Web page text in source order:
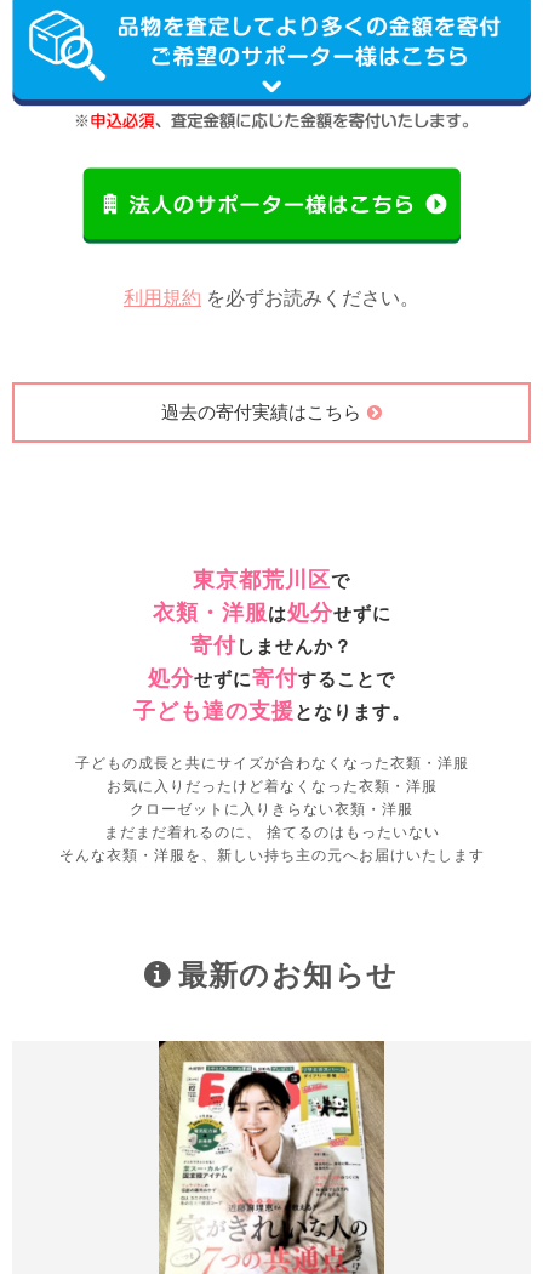
利用規約 を必ずお読みください。
過去の寄付実績はこちら
東京都荒川区で
衣類・洋服は処分せずに
寄付しませんか？
処分せずに寄付することで
子ども達の支援 となります。
子どもの成長と共にサイズが合わなくなった衣類・洋服
お気に入りだったけど着なくなった衣類・洋服
クローゼットに入りきらない衣類・洋服
まだまだ着れるのに、 捨てるのはもったいない
そんな衣類・洋服を、新しい持ち主の元へお届けいたします
最新のお知らせ